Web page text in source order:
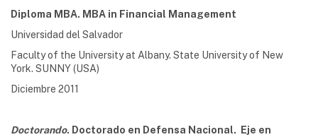
Diploma MBA. MBA in Financial Management
Universidad del Salvador
Faculty of the University at Albany. State University of New
York. SUNNY (USA)
Diciembre 2011
Doctorando. Doctorado en Defensa Nacional. Eje en